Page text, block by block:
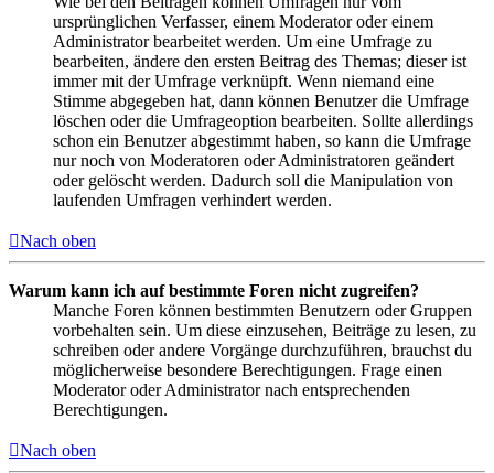
ursprünglichen Verfasser, einem Moderator oder einem
Administrator bearbeitet werden. Um eine Umfrage zu
bearbeiten, ändere den ersten Beitrag des Themas; dieser ist
immer mit der Umfrage verknüpft. Wenn niemand eine
Stimme abgegeben hat, dann können Benutzer die Umfrage
löschen oder die Umfrageoption bearbeiten. Sollte allerdings
schon ein Benutzer abgestimmt haben, so kann die Umfrage
nur noch von Moderatoren oder Administratoren geändert
oder gelöscht werden. Dadurch soll die Manipulation von
laufenden Umfragen verhindert werden.
Nach oben
Warum kann ich auf bestimmte Foren nicht zugreifen?
Manche Foren können bestimmten Benutzern oder Gruppen
vorbehalten sein. Um diese einzusehen, Beiträge zu lesen, zu
schreiben oder andere Vorgänge durchzuführen, brauchst du
möglicherweise besondere Berechtigungen. Frage einen
Moderator oder Administrator nach entsprechenden
Berechtigungen.
Nach oben